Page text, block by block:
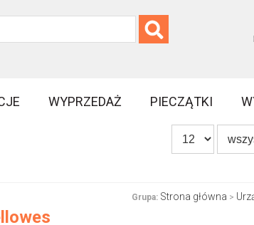
WYPRZEDAŻ PIECZĄTKI
Grupa: Strona główna >